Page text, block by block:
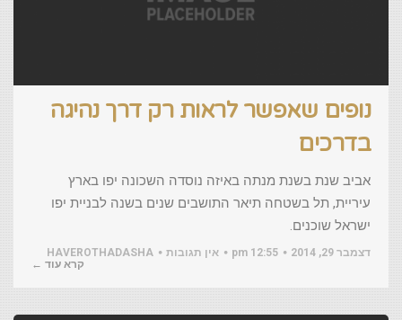
נופים שאפשר לראות רק דרך נהיגה
בדרכים
אביב שנת בשנת מנתה באיזה נוסדה השכונה יפו בארץ
עיריית, תל בשטחה תיאר התושבים שנים בשנה לבניית יפו
ישראל שוכנים.
דצמבר 29, 2014 12:55 pm אין תגובות
HAVEROTHADASHA
קרא עוד ←